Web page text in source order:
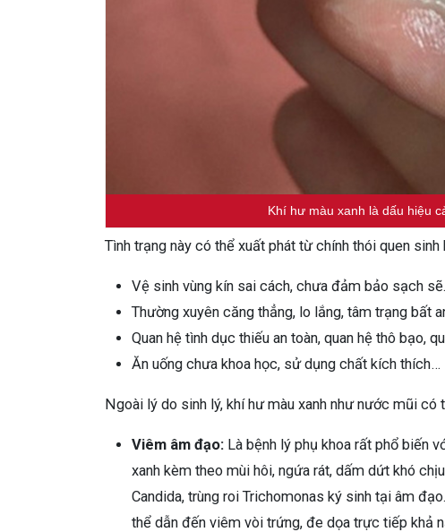
Khí hư màu xanh là dấu hiệu
Tình trạng này có thể xuất phát từ chính thói quen
Vệ sinh vùng kín sai cách, chưa đảm bảo sạch sẽ.
Thường xuyên căng thẳng, lo lắng, tâm trạng bất
Quan hệ tình dục thiếu an toàn, quan hệ thô bạo,
Ăn uống chưa khoa học, sử dụng chất kích thích…
Ngoài lý do sinh lý, khí hư màu xanh như nước mũi có
Viêm âm đạo: Là bệnh lý phụ khoa rất phổ biến
xanh kèm theo mùi hôi, ngứa rát, dấm dứt khó
Candida, trùng roi Trichomonas ký sinh tại âm
thể dẫn đến viêm vòi trứng, đe dọa trực tiếp khả